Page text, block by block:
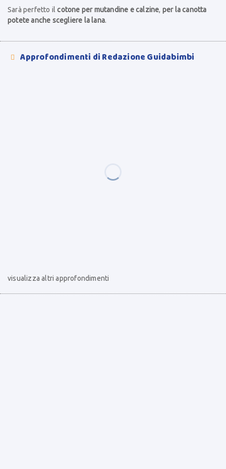
Sarà perfetto ilcotone per mutandine e calzine, per la canotta
potete anche scegliere la lana.
 Approfondimenti di Redazione Guidabimbi
visualizza altri approfondimenti